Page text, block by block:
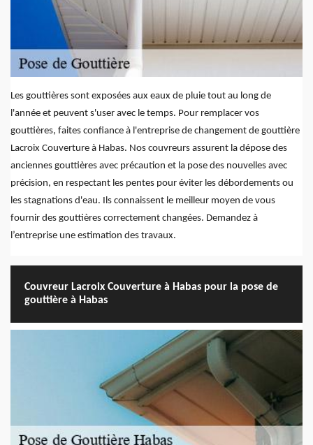
Les gouttières sont exposées aux eaux de pluie tout au long de
l'année et peuvent s'user avec le temps. Pour remplacer vos
gouttières, faites confiance à l'entreprise de changement de gouttière
Lacroix Couverture à Habas. Nos couvreurs assurent la dépose des
anciennes gouttières avec précaution et la pose des nouvelles avec
précision, en respectant les pentes pour éviter les débordements ou
les stagnations d'eau. Ils connaissent le meilleur moyen de vous
fournir des gouttières correctement changées. Demandez à
l’entreprise une estimation des travaux.
Couvreur Lacroix Couverture à Habas pour la pose de
gouttière à Habas